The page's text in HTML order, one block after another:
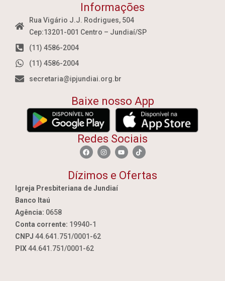
Informações
Rua Vigário J.J. Rodrigues, 504
Cep:13201-001 Centro – Jundiaí/SP
(11) 4586-2004
(11) 4586-2004
secretaria@ipjundiai.org.br
Baixe nosso App
Redes Sociais
Dízimos e Ofertas
Igreja Presbiteriana de Jundiaí
Banco Itaú
Agência: 0658
Conta corrente: 19940-1
CNPJ 44.641.751/0001-62
PIX44.641.751/0001-62